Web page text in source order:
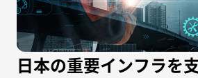
日本の重要インフラを